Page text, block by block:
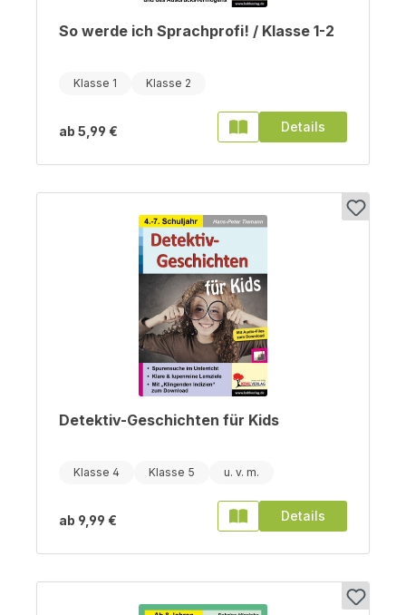
So werde ich Sprachprofi! / Klasse 1-2
Klasse 1 Klasse 2
ab 5,99 € Details
Detektiv-Geschichten für Kids
Klasse 4 Klasse 5
ab 9,99 € Details